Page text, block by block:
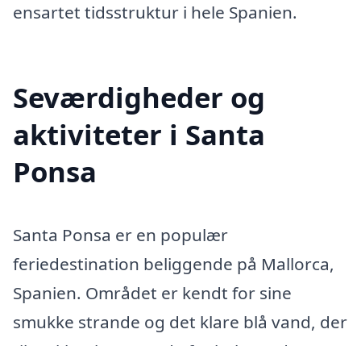
ensartet tidsstruktur i hele Spanien.
Seværdigheder og
aktiviteter i Santa
Ponsa
Santa Ponsa er en populær
feriedestination beliggende på Mallorca,
Spanien. Området er kendt for sine
smukke strande og det klare blå vand, der